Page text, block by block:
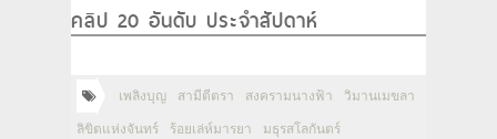
คลิป 20 อันดับ ประจำสัปดาห์
เพลิงบุญ สามีตีตรา สงครามนางฟ้า วิมานเมขลา
ลิขิตแห่งจันทร์ ร้อยเล่ห์มารยา มธุรสโลกันตร์